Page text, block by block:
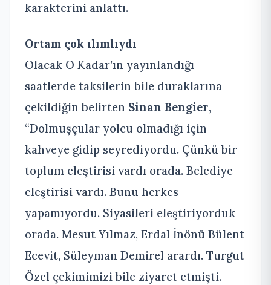
karakterini anlattı.
Ortam çok ılımlıydı
Olacak O Kadar’ın yayınlandığı
saatlerde taksilerin bile duraklarına
çekildiğin belirten Sinan Bengier,
“Dolmuşçular yolcu olmadığı için
kahveye gidip seyrediyordu. Çünkü bir
toplum eleştirisi vardı orada. Belediye
eleştirisi vardı. Bunu herkes
yapamıyordu. Siyasileri eleştiriyorduk
orada. Mesut Yılmaz, Erdal İnönü Bülent
Ecevit, Süleyman Demirel arardı. Turgut
Özel çekimimizi bile ziyaret etmişti.